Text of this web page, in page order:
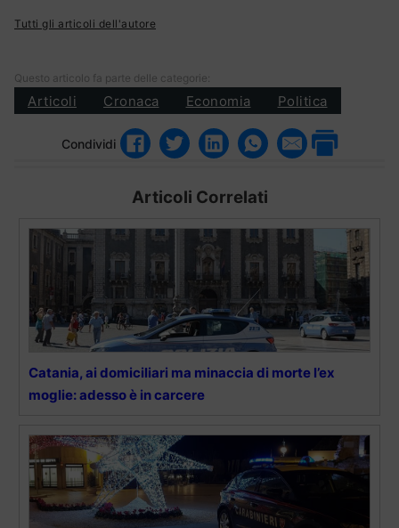
Tutti gli articoli dell'autore
Questo articolo fa parte delle categorie:
Articoli Cronaca Economia Politica
Condividi
Articoli Correlati
Catania, ai domiciliari ma minaccia di morte l’ex
moglie: adesso è in carcere